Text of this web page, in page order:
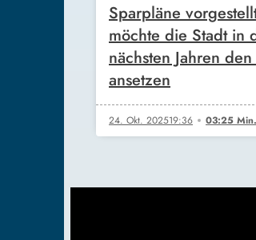
Sparpläne
möchte die Stadt in
nächsten Jahren den
ansetzen
24. Okt. 202519:36 03:25 Min.